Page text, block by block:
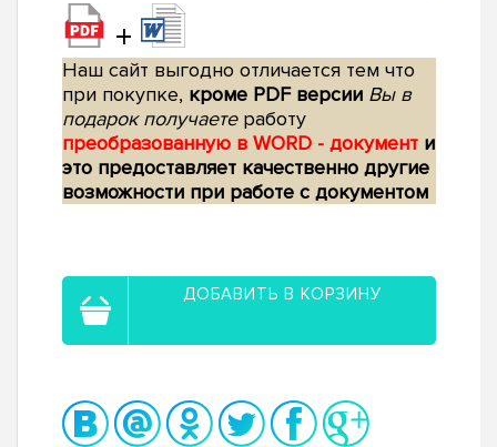
+
Наш сайт выгодно отличается тем что
при покупке, кроме PDF версии Вы в
подарок получаетеработу
преобразованную в WORD - документ и
это предоставляет качественно другие
возможности при работе с документом
ДОБАВИТЬ В КОРЗИНУ